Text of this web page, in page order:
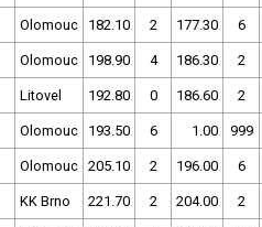
Olomouc 182.10 2 177.30 6
Olomouc 198.90 4 186.30 2
Litovel 192.80 0 186.60 2
Olomouc 193.50 6 1.00 999
Olomouc 205.10 2 196.00 6
KK Brno 221.70 2 204.00 2